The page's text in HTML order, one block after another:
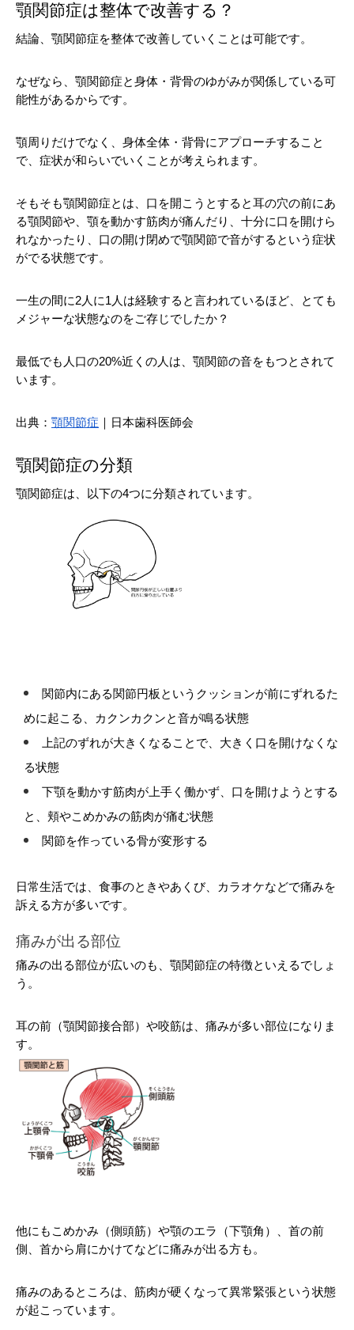
顎関節症は整体で改善する？
結論、顎関節症を整体で改善していくことは可能です。
なぜなら、顎関節症と身体・背骨のゆがみが関係している可
能性があるからです。
顎周りだけでなく、身体全体・背骨にアプローチすること
で、症状が和らいでいくことが考えられます。
そもそも顎関節症とは、口を開こうとすると耳の穴の前にあ
る顎関節や、顎を動かす筋肉が痛んだり、十分に口を開けら
れなかったり、口の開け閉めで顎関節で音がするという症状
がでる状態です。
一生の間に2人に1人は経験すると言われているほど、とても
メジャーな状態なのをご存じでしたか？
最低でも人口の20%近くの人は、顎関節の音をもつとされて
います。
出典： 顎関節症 ｜日本歯科医師会
顎関節症の分類
顎関節症は、以下の4つに分類されています。
関節内にある関節円板というクッションが前にずれるた
めに起こる、カクンカクンと音が鳴る状態
上記のずれが大きくなることで、大きく口を開けなくな
る状態
下顎を動かす筋肉が上手く働かず、口を開けようとする
と、頬やこめかみの筋肉が痛む状態
関節を作っている骨が変形する
日常生活では、食事のときやあくび、カラオケなどで痛みを
訴える方が多いです。
痛みが出る部位
痛みの出る部位が広いのも、顎関節症の特徴といえるでしょ
う。
耳の前（顎関節接合部）や咬筋は、痛みが多い部位になりま
す。
他にもこめかみ（側頭筋）や顎のエラ（下顎角）、首の前
側、首から肩にかけてなどに痛みが出る方も。
痛みのあるところは、筋肉が硬くなって異常緊張という状態
が起こっています。